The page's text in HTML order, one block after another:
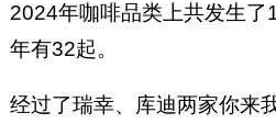
2024年咖啡品类上共发生
年有32起。
经过了瑞幸、库迪两家你来